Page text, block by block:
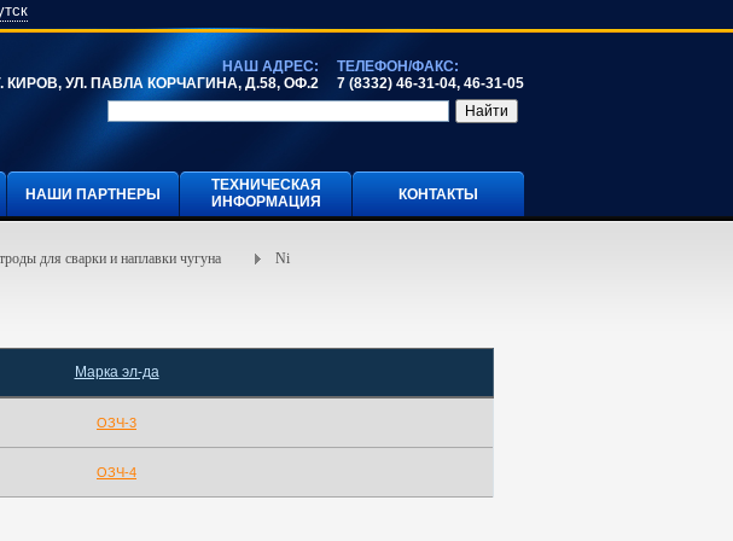
НАШ АДРЕС:
КИРОВ, УЛ. ПАВЛА КОРЧАГИНА, Д.58, ОФ.2
ТЕЛЕФОН/ФАКС:
7 (8332) 46-31-04, 46-31-05
НАШИ ПАРТНЕРЫ
ТЕХНИЧЕСКАЯ
ИНФОРМАЦИЯ
КОНТАКТЫ
для сварки и наплавки чугуна Ni
Марка эл-да
ОЗЧ-3
ОЗЧ-4